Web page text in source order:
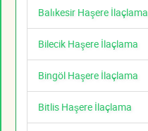
Balıkesir Haşere İlaçlama
Bilecik Haşere İlaçlama
Bingöl Haşere İlaçlama
Bitlis Haşere İlaçlama